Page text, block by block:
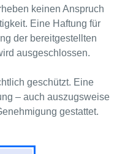
keinen Anspruch
Eine Haftung für
der bereitgestellten
ausgeschlossen.
geschützt. Eine
– auch auszugsweise
gestattet.